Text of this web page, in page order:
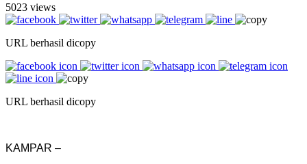
5023 views
URL berhasil dicopy
URL berhasil dicopy
KAMPAR –